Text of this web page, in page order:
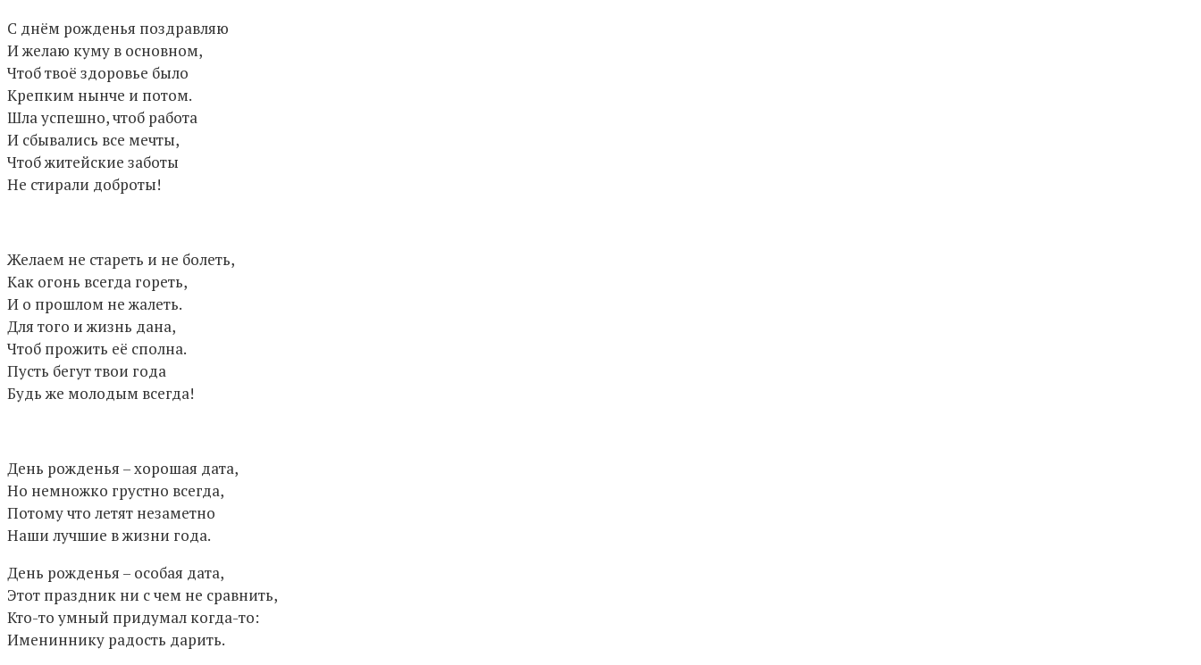
С днём рожденья поздравляю
И желаю куму в основном,
Чтоб твоё здоровье было
Крепким нынче и потом.
Шла успешно, чтоб работа
И сбывались все мечты,
Чтоб житейские заботы
Hе стирали доброты!
Желаем не стареть и не болеть,
Как огонь всегда гореть,
И о прошлом не жалеть.
Для того и жизнь дана,
Чтоб прожить её сполна.
Пусть бегут твои года
Будь же молодым всегда!
День рожденья – хорошая дата,
Но немножко грустно всегда,
Потому что летят незаметно
Наши лучшие в жизни года.
День рожденья – особая дата,
Этот праздник ни с чем не сравнить,
Кто-то умный придумал когда-то:
Имениннику радость дарить.